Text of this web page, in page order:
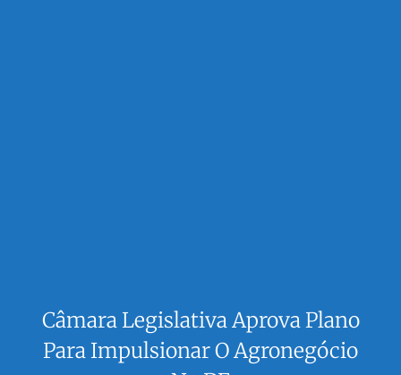
Câmara Legislativa Aprova Plano
Para Impulsionar O Agronegócio